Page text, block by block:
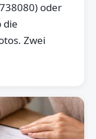
oder
die
Zwei